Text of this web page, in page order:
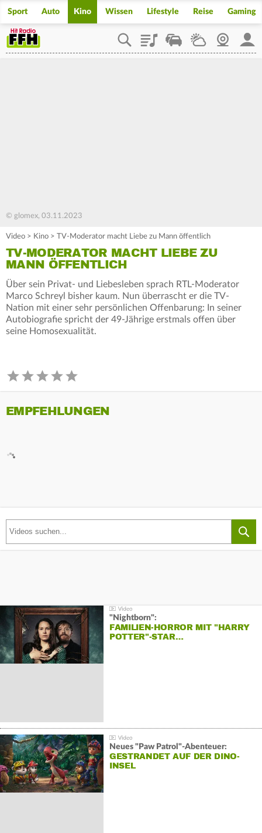
Sport Auto Kino Wissen Lifestyle Reise Gaming
PlaylistStaupilotWetterWebcam
© glomex, 03.11.2023
Video > Kino > TV-Moderator macht Liebe zu Mann öffentlich
TV-MODERATOR MACHT LIEBE ZU
MANN ÖFFENTLICH
Über sein Privat- und Liebesleben sprach RTL-Moderator
Marco Schreyl bisher kaum. Nun überrascht er die TV-
Nation mit einer sehr persönlichen Offenbarung: In seiner
Autobiografie spricht der 49-Jährige erstmals offen über
seine Homosexualität.
EMPFEHLUNGEN
"Nightborn":
FAMILIEN-HORROR MIT "HARRY
POTTER"-STAR…
Neues "Paw Patrol"-Abenteuer:
GESTRANDET AUF DER DINO-
INSEL